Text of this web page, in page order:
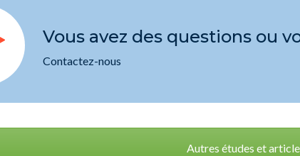
Vous avez des questions ou
Contactez-nous
Autres études et